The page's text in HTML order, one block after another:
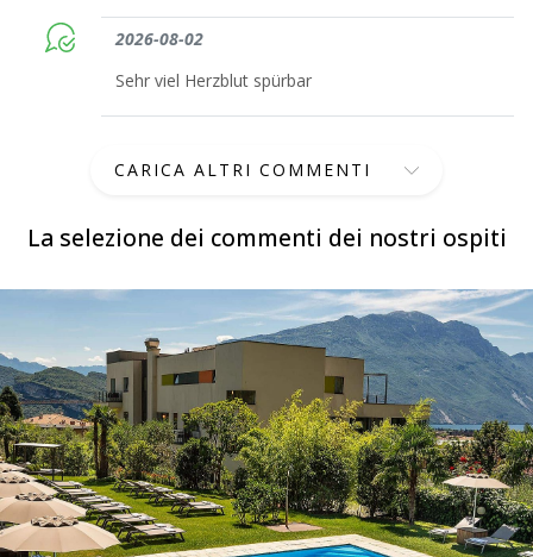
La selezione dei commenti dei nostri ospiti
2026-08-02
Sehr viel Herzblut spürbar
CARICA ALTRI COMMENTI